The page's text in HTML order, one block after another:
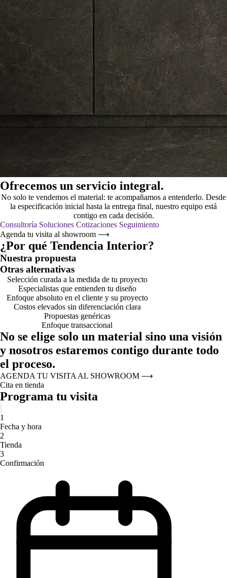
Ofrecemos un servicio integral.
No solo te vendemos el material: te acompañamos a entenderlo. Desde
la especificación inicial hasta la entrega final, nuestro equipo está
contigo en cada decisión.
Consultoría Soluciones Cotizaciones Seguimiento
Agenda tu visita al showroom ⟶
¿Por qué Tendencia Interior?
Nuestra propuesta
Otras alternativas
Selección curada a la medida de tu proyecto
Especialistas que entienden tu diseño
Enfoque absoluto en el cliente y su proyecto
Costos elevados sin diferenciación clara
Propuestas genéricas
Enfoque transaccional
No se elige solo un material sino una visión
y nosotros estaremos contigo durante todo
el proceso.
AGENDA TU VISITA AL SHOWROOM ⟶
Cita en tienda
Programa tu visita
1
Fecha y hora
2
Tienda
3
Confirmación